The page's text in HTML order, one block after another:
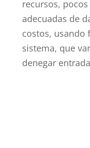
recursos,
adecuadas de
costos, usando
sistema, que
denegar